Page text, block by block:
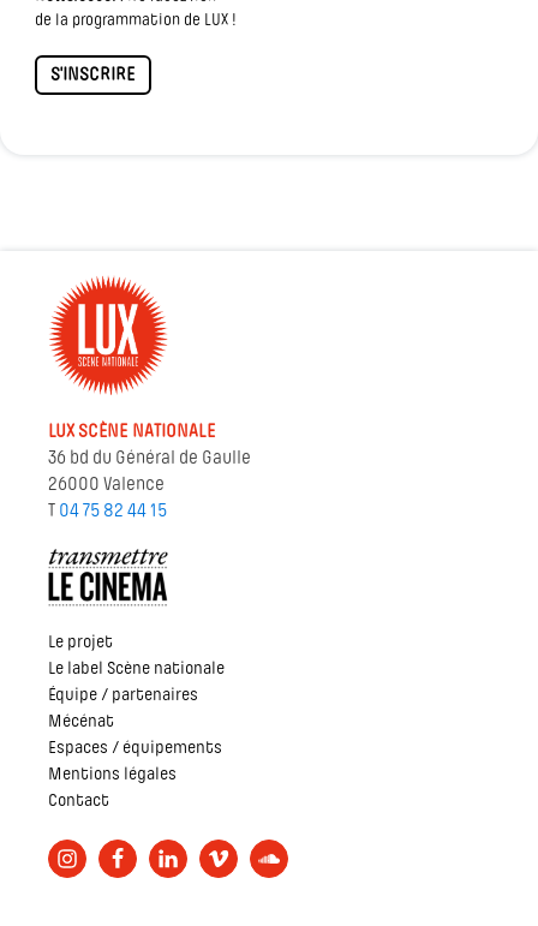
de la programmation de LUX !
S'INSCRIRE
LUX SCÈNE NATIONALE
36 bd du Général de Gaulle
26000 Valence
T 04 75 82 44 15
Le projet
Le label Scène nationale
Équipe / partenaires
Mécénat
Espaces / équipements
Mentions légales
Contact